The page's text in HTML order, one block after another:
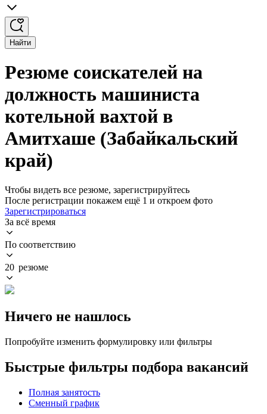
Найти
Резюме соискателей на
должность машиниста
котельной вахтой в
Амитхаше (Забайкальский
край)
Чтобы видеть все резюме, зарегистрируйтесь
После регистрации покажем ещё 1 и откроем фото
Зарегистрироваться
За всё время
По соответствию
20 резюме
Ничего не нашлось
Попробуйте изменить формулировку или фильтры
Быстрые фильтры подбора вакансий
Полная занятость
Сменный график